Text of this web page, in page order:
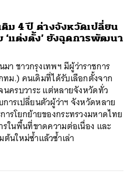
ม 4 ปี ต่างจังหวัดเปลี่ยน
‘แต่งตั้ง’ ยังฉุดการพัฒนา
า ชาวกรุงเทพฯ มีผู้ว่าราชการ
ม.) คนเดิมที่ได้รับเลือกตั้งจาก
นครบวาระ แต่หลายจังหวัดทั่ว
ารเปลี่ยนตัวผู้ว่าฯ จังหวัดหลาย
รโยกย้ายของกระทรวงมหาดไทย
ในพื้นที่ขาดความต่อเนื่อง และ
นใหม่ซ้ำแล้วซ้ำเล่า